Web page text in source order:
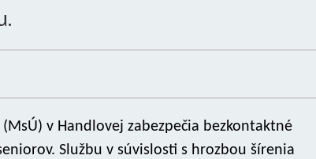
v Handlovej zabezpečia bezkontaktné
Službu v súvislosti s hrozbou šírenia